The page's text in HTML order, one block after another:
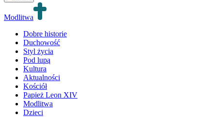
Modlitwa
Dobre historie
Duchowość
Styl życia
Pod lupą
Kultura
Aktualności
Kościół
Papież Leon XIV
Modlitwa
Dzieci